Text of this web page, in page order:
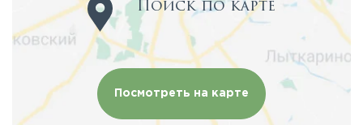
Поиск по карте
Посмотреть на карте